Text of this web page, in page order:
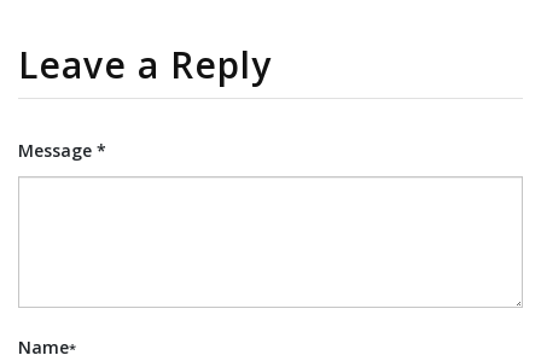
Leave a Reply
Message *
Name*